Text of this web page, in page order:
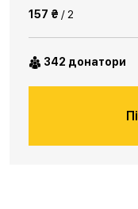
157 ₴ / 2
342 донатори